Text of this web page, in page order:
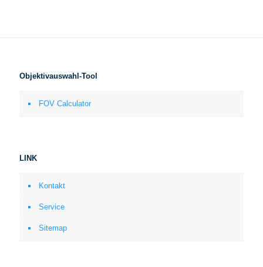
Objektivauswahl-Tool
FOV Calculator
LINK
Kontakt
Service
Sitemap